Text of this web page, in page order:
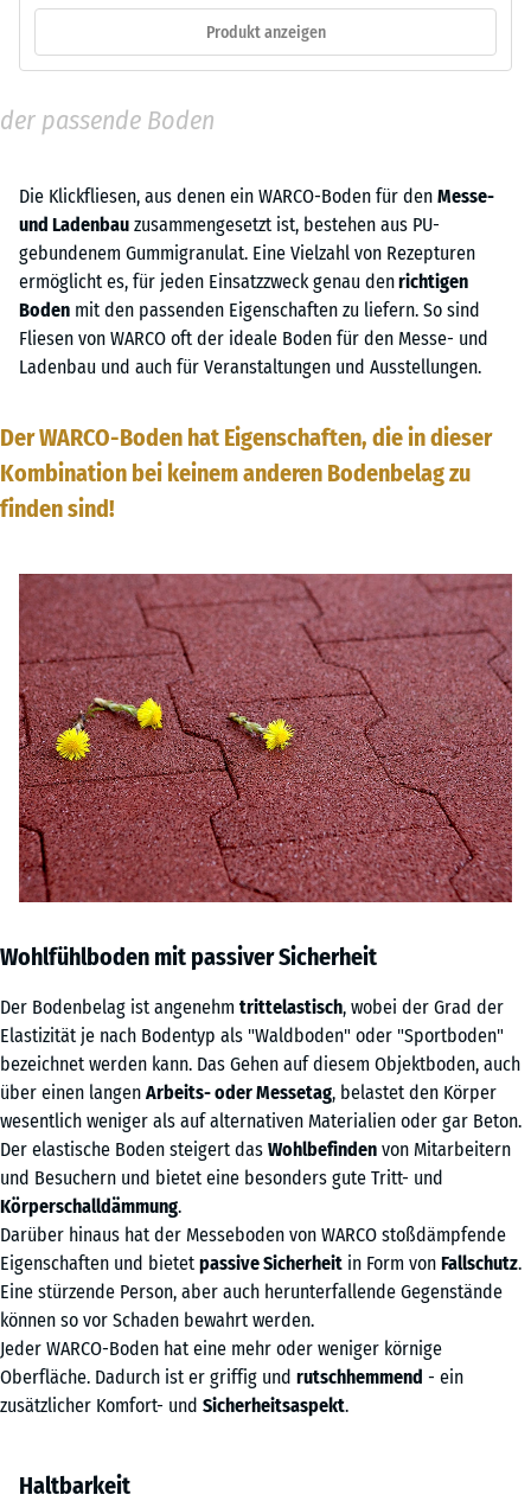
Produkt anzeigen
der passende Boden
Die Klickfliesen, aus denen ein WARCO-Boden für den Messe-
und Ladenbau zusammengesetzt ist, bestehen aus PU-
gebundenem Gummigranulat. Eine Vielzahl von Rezepturen
ermöglicht es, für jeden Einsatzzweck genau denrichtigen
Boden mit den passenden Eigenschaften zu liefern. So sind
Fliesen von WARCO oft der ideale Boden für den Messe- und
Ladenbau und auch für Veranstaltungen und Ausstellungen.
Der WARCO-Boden hat Eigenschaften, die in dieser
Kombination bei keinem anderen Bodenbelag zu
finden sind!
Wohlfühlboden mit passiver Sicherheit
Der Bodenbelag ist angenehm trittelastisch, wobei der Grad der
Elastizität je nach Bodentyp als "Waldboden" oder "Sportboden"
bezeichnet werden kann. Das Gehen auf diesem Objektboden, auch
über einen langen Arbeits- oder Messetag, belastet den Körper
wesentlich weniger als auf alternativen Materialien oder gar Beton.
Der elastische Boden steigert das Wohlbefinden von Mitarbeitern
und Besuchern und bietet eine besonders gute Tritt- und
Körperschalldämmung.
Darüber hinaus hat der Messeboden von WARCO stoßdämpfende
Eigenschaften und bietet passive Sicherheit in Form von Fallschutz.
Eine stürzende Person, aber auch herunterfallende Gegenstände
können so vor Schaden bewahrt werden.
Jeder WARCO-Boden hat eine mehr oder weniger körnige
Oberfläche. Dadurch ist er griffig und rutschhemmend - ein
zusätzlicher Komfort- und Sicherheitsaspekt.
Haltbarkeit